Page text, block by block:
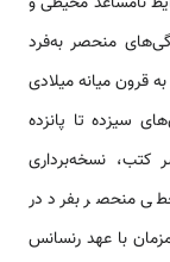
منحصر به‌فرد
قرون میانه میلادی
سیزده تا پانزده
نسخه‌برداری
منحصر بفرد در
با عهد رنسانس